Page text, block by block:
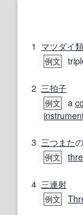
1 マツダイ類
例文
2 三拍子
例文 a
3 三つまた
例文
4 三連射
例文